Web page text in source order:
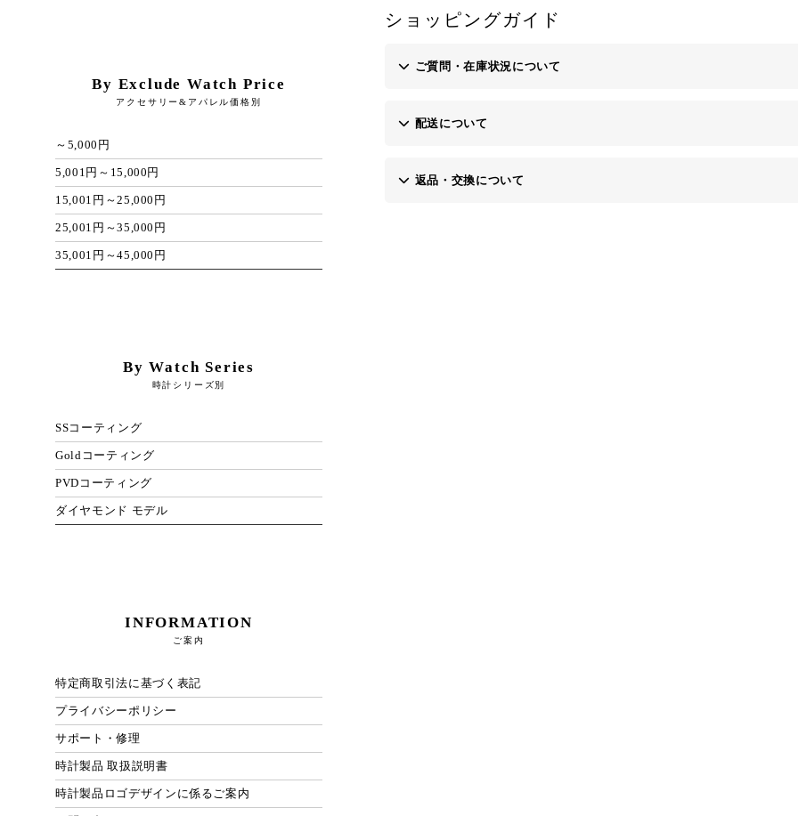
ショッピングガイド
ご質問・在庫状況について
お問い合わせフォーム
配送について
返品・交換について
By Exclude Watch Price
アクセサリー&アパレル価格別
～5,000円
5,001円～15,000円
15,001円～25,000円
25,001円～35,000円
35,001円～45,000円
By Watch Series
時計シリーズ別
SSコーティング
Goldコーティング
PVDコーティング
ダイヤモンド モデル
INFORMATION
ご案内
特定商取引法に基づく表記
プライバシーポリシー
サポート・修理
時計製品 取扱説明書
時計製品ロゴデザインに係るご案内